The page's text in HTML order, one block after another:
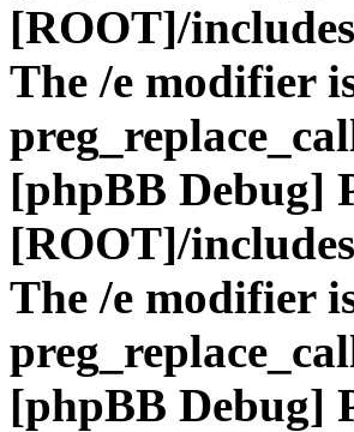
[ROOT]/
The /e modifier
[phpBB Debug]
[ROOT]/
The /e modifier
[phpBB Debug]